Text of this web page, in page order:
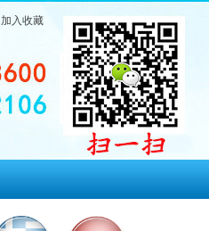
加入收藏